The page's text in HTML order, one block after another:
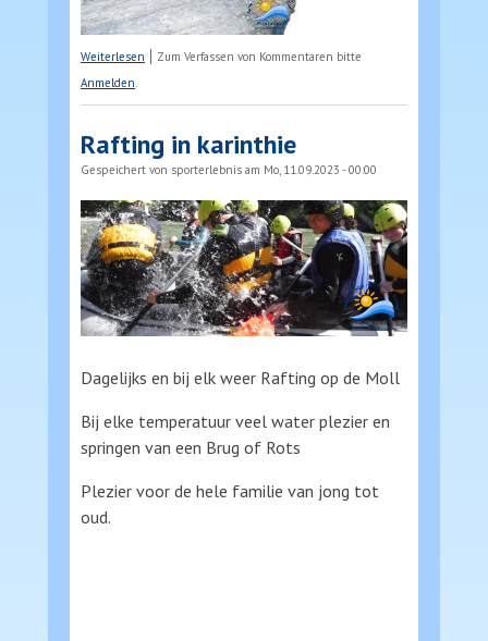
Weiterlesen über Impressionen Canyoning
Zum Verfassen von Kommentaren bitte
Anmelden.
Rafting in karinthie
Gespeichert von sporterlebnis am Mo, 11.09.2023 - 00:00
Dagelijks en bij elk weer Rafting op de Moll
Bij elke temperatuur veel water plezier en
springen van een Brug of Rots
Plezier voor de hele familie van jong tot
oud.